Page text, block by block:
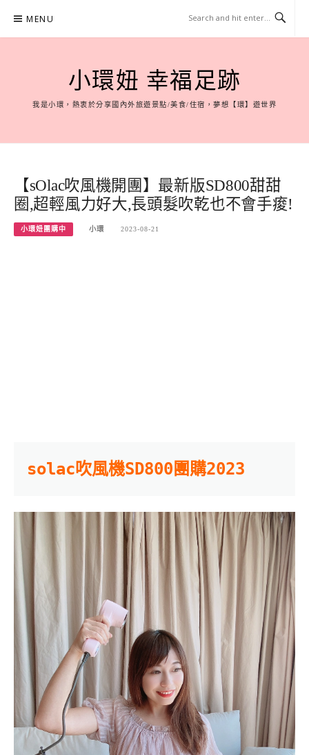
content
MENU
小環妞 幸福足跡
我是小環，熱衷於分享國內外旅遊景點/美食/住宿，夢想【環】遊世界
【sOlac吹風機開團】最新版SD800甜甜
圈,超輕風力好大,長頭髮吹乾也不會手痠!
小環妞團購中 小環 2023-08-21
solac吹風機SD800團購2023